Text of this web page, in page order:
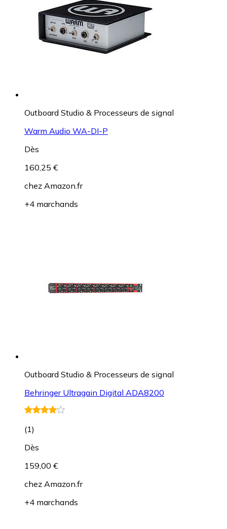
Outboard Studio & Processeurs de signal
Warm Audio WA-DI-P
Dès
160,25 €
chez Amazon.fr
+4 marchands
Outboard Studio & Processeurs de signal
Behringer Ultragain Digital ADA8200
(1)
Dès
159,00 €
chez Amazon.fr
+4 marchands